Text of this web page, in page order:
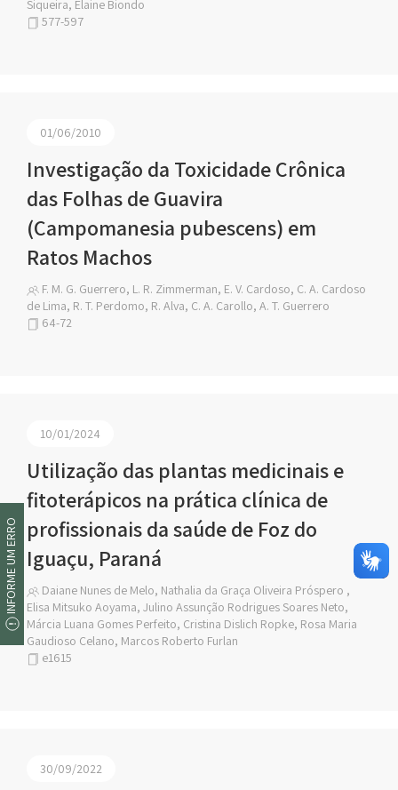
Siqueira, Elaine Biondo
577-597
01/06/2010
Investigação da Toxicidade Crônica
das Folhas de Guavira
(Campomanesia pubescens) em
Ratos Machos
F. M. G. Guerrero, L. R. Zimmerman, E. V. Cardoso, C. A. Cardoso
de Lima, R. T. Perdomo, R. Alva, C. A. Carollo, A. T. Guerrero
64-72
10/01/2024
Utilização das plantas medicinais e
fitoterápicos na prática clínica de
profissionais da saúde de Foz do
Iguaçu, Paraná
Daiane Nunes de Melo, Nathalia da Graça Oliveira Próspero ,
Elisa Mitsuko Aoyama, Julino Assunção Rodrigues Soares Neto,
Márcia Luana Gomes Perfeito, Cristina Dislich Ropke, Rosa Maria
Gaudioso Celano, Marcos Roberto Furlan
e1615
30/09/2022
INFORME UM ERRO